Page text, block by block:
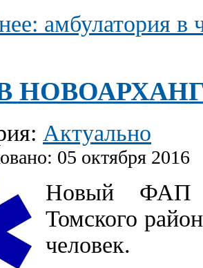
амбулатория в
Актуально
05 октября 2016
Новый ФАП в
Томского
человек.